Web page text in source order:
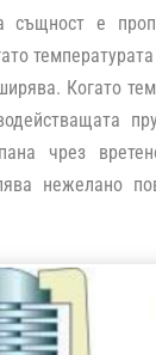
същност е
Когато
чрез
нежелано